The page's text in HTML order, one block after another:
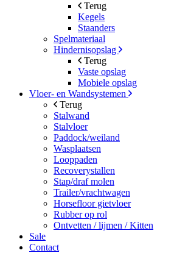
Terug
Kegels
Staanders
Spelmateriaal
Hindernisopslag
Terug
Vaste opslag
Mobiele opslag
Vloer- en Wandsystemen
Terug
Stalwand
Stalvloer
Paddock/weiland
Wasplaatsen
Looppaden
Recoverystallen
Stap/draf molen
Trailer/vrachtwagen
Horsefloor gietvloer
Rubber op rol
Ontvetten / lijmen / Kitten
Sale
Contact